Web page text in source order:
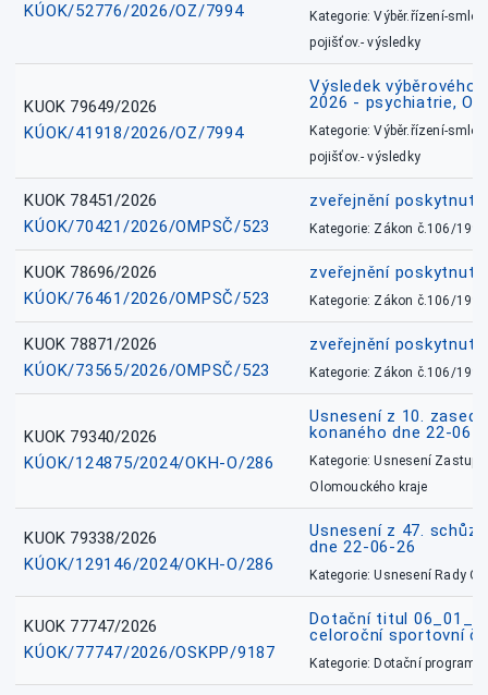
KÚOK/52776/2026/OZ/7994
Kategorie: Výběr.řízení-
pojišťov.- výsledky
KUOK 79649/2026
KÚOK/41918/2026/OZ/7994
Výsledek výběrového
2026 - psychiatrie,
Kategorie: Výběr.řízení-
pojišťov.- výsledky
KUOK 78451/2026
KÚOK/70421/2026/OMPSČ/523
zveřejnění
Kategorie: Zákon č.106/1999
KUOK 78696/2026
KÚOK/76461/2026/OMPSČ/523
zveřejnění
Kategorie: Zákon č.106/1999
KUOK 78871/2026
KÚOK/73565/2026/OMPSČ/523
zveřejnění
Kategorie: Zákon č.106/1999
KUOK 79340/2026
KÚOK/124875/2024/OKH-O/286
Usnesení z 10.
konaného dne 22-06-
Kategorie: Usnesení
Olomouckého kraje
KUOK 79338/2026
KÚOK/129146/2024/OKH-O/286
Usnesení z 47.
dne 22-06-26
Kategorie: Usnesení Rady
KUOK 77747/2026
KÚOK/77747/2026/OSKPP/9187
Dotační titul
celoroční sportovní
Kategorie: Dotační